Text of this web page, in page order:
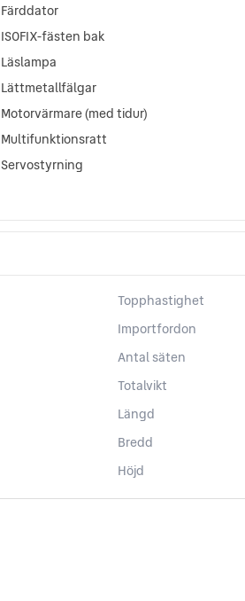
Färddator
ISOFIX-fästen bak
Läslampa
Lättmetallfälgar
Motorvärmare (med tidur)
Multifunktionsratt
Servostyrning
Topphastighet
Importfordon
Antal säten
Totalvikt
Längd
Bredd
Höjd